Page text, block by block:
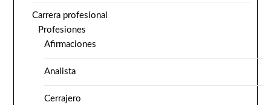
Carrera profesional
Profesiones
Afirmaciones
Analista
Cerrajero